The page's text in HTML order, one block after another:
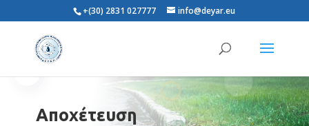
+(30) 2831 027777 info@deyar.eu
Αποχέτευση